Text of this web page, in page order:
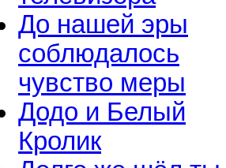
До нашей эры
соблюдалось
чувство меры
Додо и Белый
Кролик